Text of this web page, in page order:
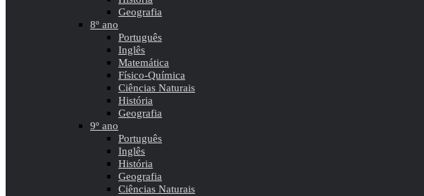
Geografia
8º ano
Português
Inglês
Matemática
Físico-Química
Ciências Naturais
História
Geografia
9º ano
Português
Inglês
História
Geografia
Ciências Naturais